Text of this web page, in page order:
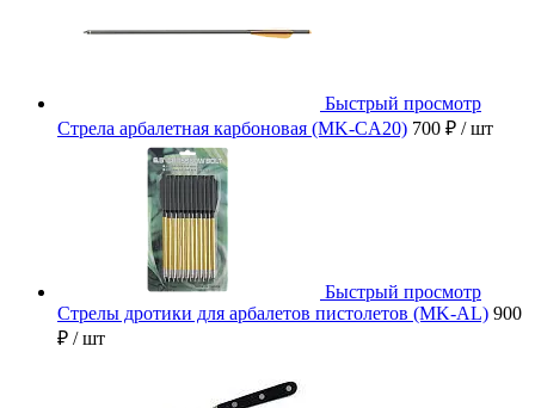
Быстрый просмотр
Стрела арбалетная карбоновая (MK-CA20) 700 ₽ / шт
Быстрый просмотр
Стрелы дротики для арбалетов пистолетов (MK-AL) 900
₽ / шт